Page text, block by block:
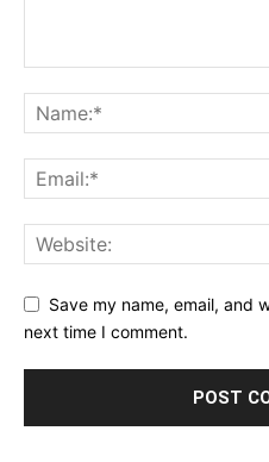
Save my name, email, and
next time I comment.